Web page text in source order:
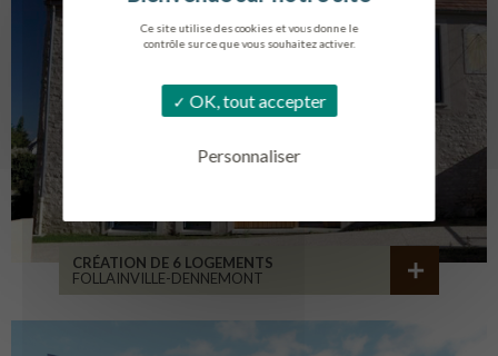
Ce site utilise des cookies et vous donne le
contrôle sur ce que vous souhaitez activer.
OK, tout accepter
Personnaliser
CRÉATION DE 6 LOGEMENTS
FOLLAINVILLE-DENNEMONT